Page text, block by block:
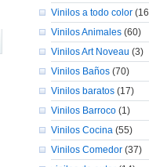
Vinilos a todo color
Vinilos Animales (60)
Vinilos Art Noveau (3)
Vinilos Baños (70)
Vinilos baratos (17)
Vinilos Barroco (1)
Vinilos Cocina (55)
Vinilos Comedor (37)